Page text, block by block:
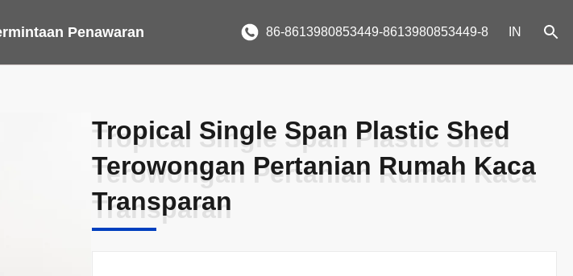
Penawaran 86-8613980853449-8613980853449-8 IN
Tropical Single Span Plastic Shed
Terowongan Pertanian Rumah Kaca
Transparan
Tropical Single Span Plastic Shed
Terowongan Pertanian Rumah Kaca
Transparan